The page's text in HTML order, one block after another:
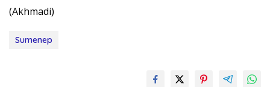
(Akhmadi)
Sumenep